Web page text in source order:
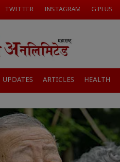
TWITTER INSTAGRAM G PLUS
UPDATES ARTICLES HEALTH